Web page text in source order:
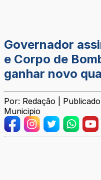
Governador
e Corpo de
ganhar novo
Por: Redação |
Municipio